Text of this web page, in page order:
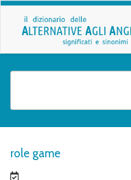
role game